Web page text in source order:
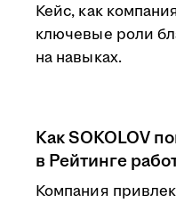
Кейс, как
ключевые роли
на навыках.
Как SOKOLOV
в Рейтинге
Компания